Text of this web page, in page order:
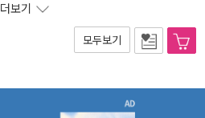
더보기
모두보기